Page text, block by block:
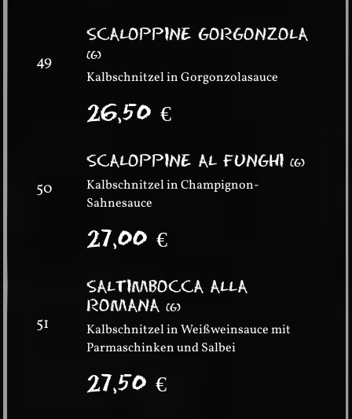
49
SCALOPPINE GORGONZOLA
(G)
Kalbschnitzel in Gorgonzolasauce
26,50€
50
SCALOPPINE AL FUNGHI(G)
Kalbschnitzel in Champignon-
Sahnesauce
27,00€
51
SALTIMBOCCA ALLA
ROMANA(G)
Kalbschnitzel in Weißweinsauce mit
Parmaschinken und Salbei
27,50€